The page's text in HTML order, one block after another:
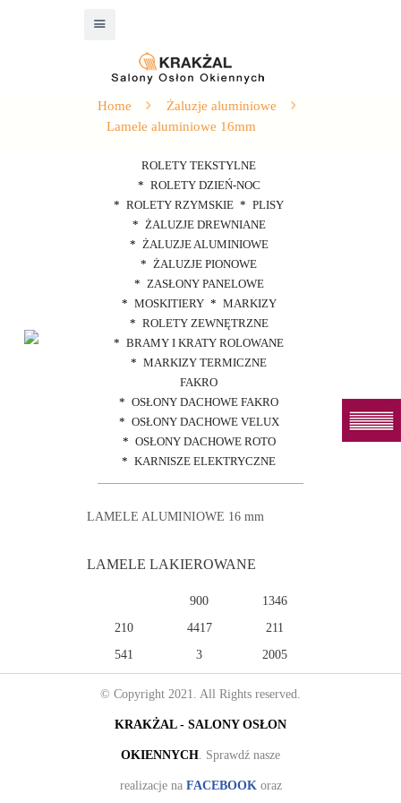
Home
Żaluzje aluminiowe
Lamele aluminiowe 16mm
ROLETY TEKSTYLNE
ROLETY DZIEŃ-NOC
ROLETY RZYMSKIE
PLISY
ŻALUZJE DREWNIANE
ŻALUZJE ALUMINIOWE
ŻALUZJE PIONOWE
ZASŁONY PANELOWE
MOSKITIERY
MARKIZY
ROLETY ZEWNĘTRZNE
BRAMY I KRATY ROLOWANE
MARKIZY TERMICZNE
FAKRO
OSŁONY DACHOWE FAKRO
OSŁONY DACHOWE VELUX
OSŁONY DACHOWE ROTO
KARNISZE ELEKTRYCZNE
LAMELE ALUMINIOWE 16 mm
LAMELE LAKIEROWANE
900
1346
210
4417
211
541
3 2005
© Copyright 2021. All Rights reserved.
KRAKŻAL - SALONY OSŁON
OKIENNYCH. Sprawdź nasze
realizacje na FACEBOOKoraz